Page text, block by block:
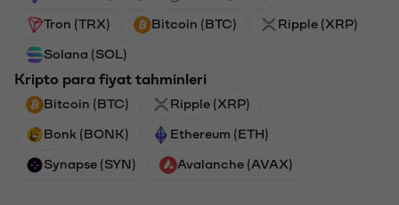
Tron (TRX) Bitcoin (BTC) Ripple (XRP)
Solana (SOL)
Kripto para fiyat tahminleri
Bitcoin (BTC) Ripple (XRP)
Bonk (BONK) Ethereum (ETH)
Synapse (SYN) Avalanche (AVAX)